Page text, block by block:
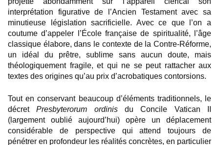
interprétation figurative de l’Ancien Testament avec sa
minutieuse législation sacrificielle. Avec ce que l’on a
coutume d’appeler l’École française de spiritualité, l’âge
classique élabore, dans le contexte de la Contre-Réforme,
un idéal du prêtre, sublime sans aucun doute, mais
théologiquement fragile, et qui ne se peut rattacher aux
textes des origines qu’au prix d’acrobatiques contorsions.
Tout en conservant beaucoup d’éléments traditionnels, le
décretPresbyterorum ordinisdu Concile Vatican II
(largement oublié aujourd’hui) opère un déplacement
considérable de perspective qui attend toujours de
pénétrer en profondeur les réalités concrètes, en particulier